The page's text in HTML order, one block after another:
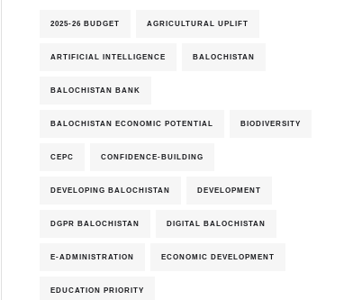
2025-26 BUDGET AGRICULTURAL UPLIFT
ARTIFICIAL INTELLIGENCE BALOCHISTAN
BALOCHISTAN BANK
BALOCHISTAN ECONOMIC POTENTIAL BIODIVERSITY
CEPC CONFIDENCE-BUILDING
DEVELOPING BALOCHISTAN DEVELOPMENT
DGPR BALOCHISTAN DIGITAL BALOCHISTAN
E-ADMINISTRATION ECONOMIC DEVELOPMENT
EDUCATION PRIORITY